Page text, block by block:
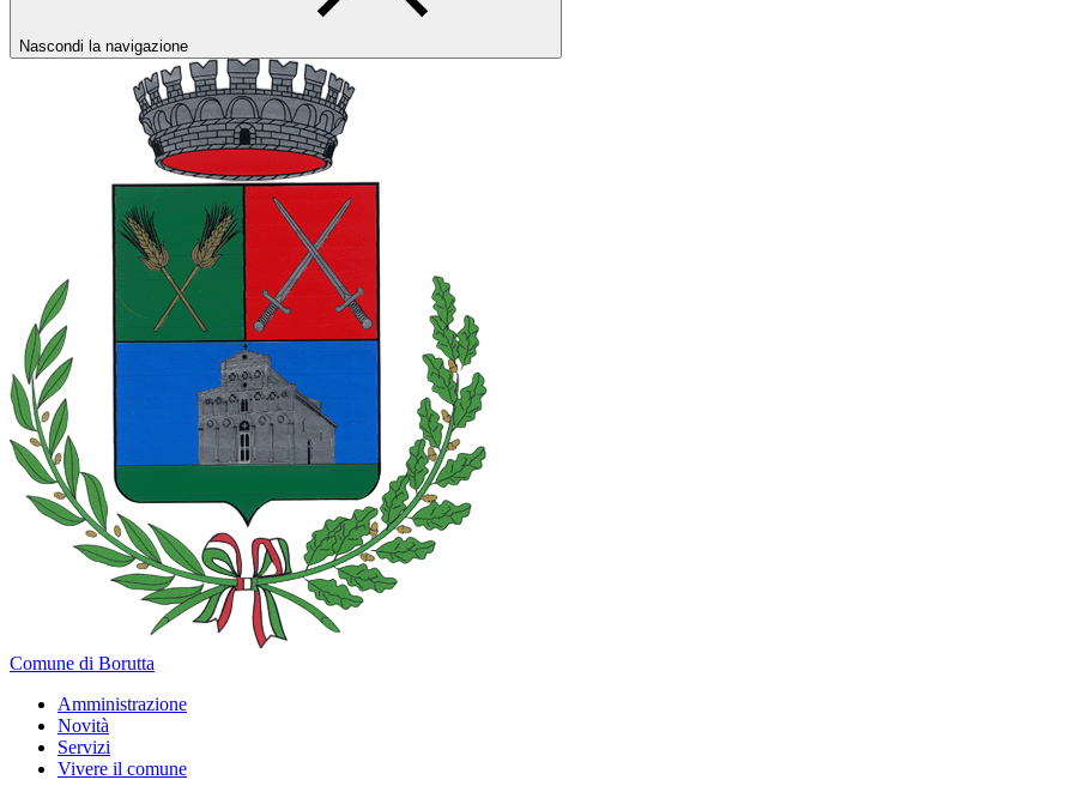
Nascondi la navigazione
Comune di Borutta
Amministrazione
Novità
Servizi
Vivere il comune